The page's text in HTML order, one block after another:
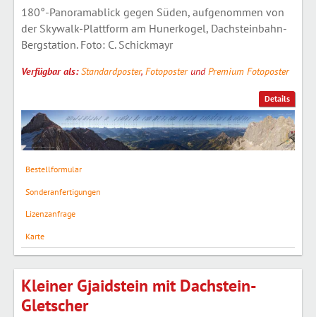
Details
180°-Panoramablick gegen Süden, aufgenommen von
der Skywalk-Plattform am Hunerkogel, Dachsteinbahn-
Bergstation. Foto: C. Schickmayr
Verfügbar als:Standardposter, FotoposterundPremium Fotoposter
Bestellformular
Sonderanfertigungen
Lizenzanfrage
Karte
Kleiner Gjaidstein mit Dachstein-
Gletscher